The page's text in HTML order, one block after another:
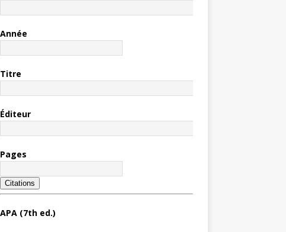
Année
Titre
Éditeur
Pages
Citations
APA (7th ed.)